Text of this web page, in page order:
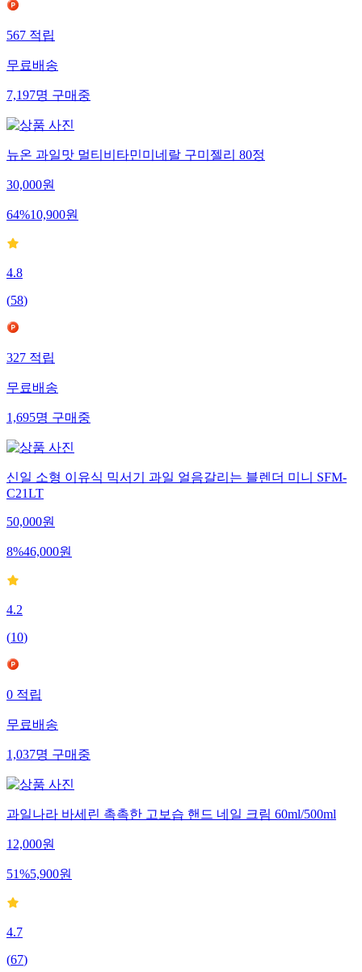
567적립
무료배송
7,197명구매중
뉴온 과일맛 멀티비타민미네랄 구미젤리 80정
30,000원
64%10,900원
4.8
(58)
327적립
무료배송
1,695명구매중
신일 소형 이유식 믹서기 과일 얼음갈리는 블렌더 미니 SFM-
C21LT
50,000원
8%46,000원
4.2
(10)
0적립
무료배송
1,037명구매중
과일나라 바세린 촉촉한 고보습 핸드 네일 크림 60ml/500ml
12,000원
51%5,900원
4.7
(67)